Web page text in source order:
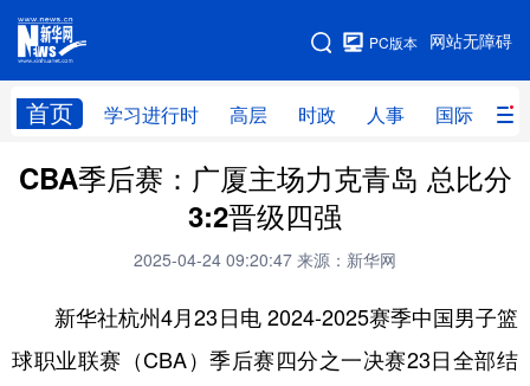
网站无障碍
PC版本
首页 学习进行时 高层 时政 人事 国际 财
网站地图
学习进行时 高层 时政 人事
财经 网评
科技 科创 量子 体育
文化 书画 健康 军事
CBA季后赛：广厦主场力克青岛 总比分
3:2晋级四强
2025-04-24 09:20:47 来源：新华网
新华社杭州4月23日电 2024-2025赛季中国男子篮
球职业联赛（CBA）季后赛四分之一决赛23日全部结